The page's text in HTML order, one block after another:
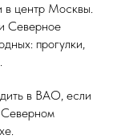
в центр Москвы.
Северное
прогулки,
в ВАО, если
Северном